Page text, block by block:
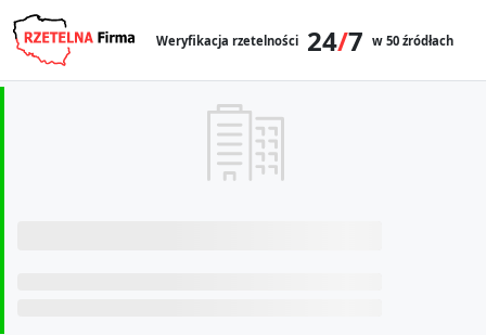
Weryfikacja rzetelności 24/7 w 50 źródłach